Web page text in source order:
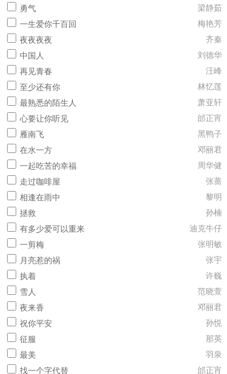
勇气
梁静茹
一生爱你千百回
梅艳芳
夜夜夜夜
齐秦
中国人
刘德华
再见青春
汪峰
至少还有你
林忆莲
最熟悉的陌生人
萧亚轩
心要让你听见
邰正宵
雁南飞
黑鸭子
在水一方
邓丽君
一起吃苦的幸福
周华健
走过咖啡屋
张蔷
相逢在雨中
黎明
拯救
孙楠
有多少爱可以重来
迪克牛仔
一剪梅
张明敏
月亮惹的祸
张宇
执着
许巍
雪人
范晓萱
夜来香
邓丽君
祝你平安
孙悦
征服
那英
最美
羽泉
找一个字代替
邰正宵